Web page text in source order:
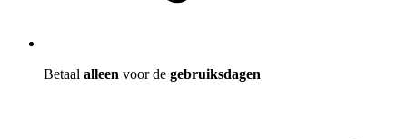
Betaal alleen voor de gebruiksdagen